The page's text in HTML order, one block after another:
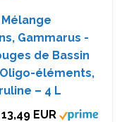
Gammarus -
de Bassin
éléments,
– 4 L
13,49 EUR